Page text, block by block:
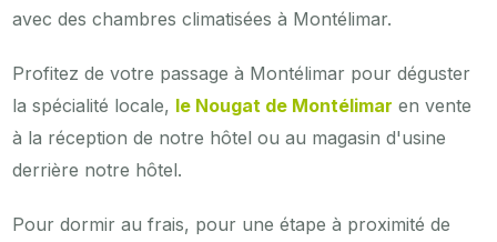
avec des chambres climatisées à Montélimar.
Profitez de votre passage à Montélimar pour déguster
la spécialité locale, le Nougat de Montélimar en vente
à la réception de notre hôtel ou au magasin d'usine
derrière notre hôtel.
Pour dormir au frais, pour une étape à proximité de